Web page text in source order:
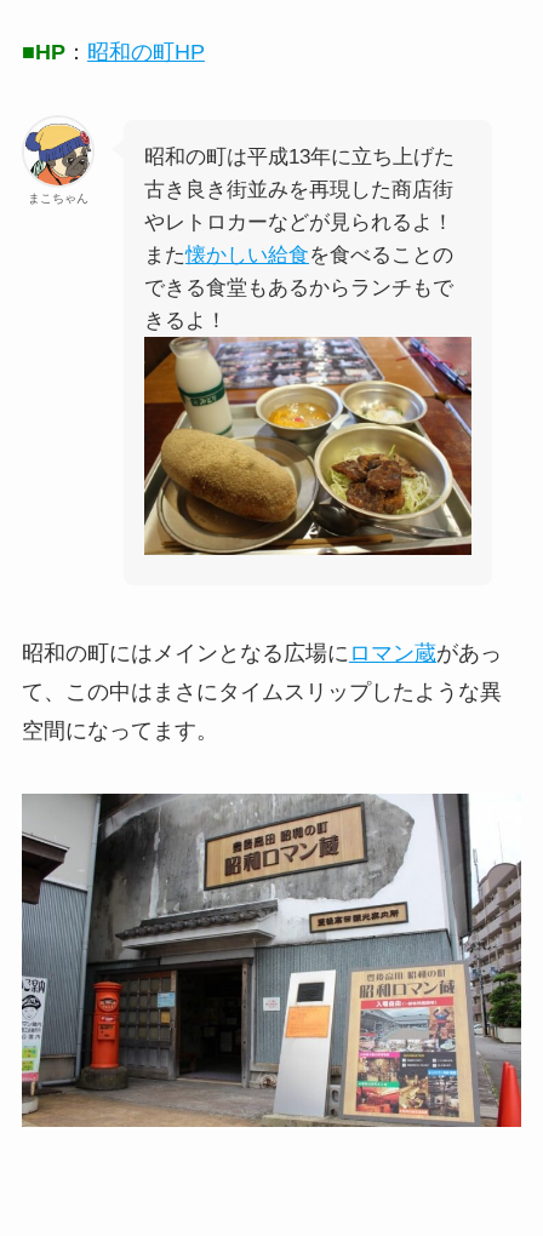
■HP： 昭和の町HP
まこちゃん
昭和の町は平成13年に立ち上げた
古き良き街並みを再現した商店街
やレトロカーなどが見られるよ！
また懐かしい給食を食べることの
できる食堂もあるからランチもで
きるよ！
昭和の町にはメインとなる広場に ロマン蔵があっ
て、この中はまさにタイムスリップしたような異
空間になってます。